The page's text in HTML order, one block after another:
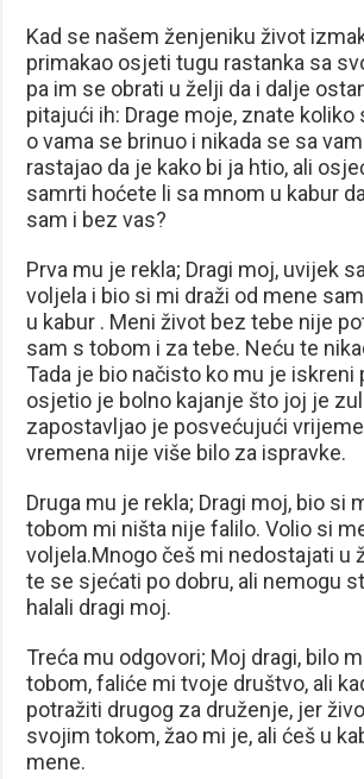
Kad se našem ženjeniku život
primakao osjeti tugu rastanka sa
pa im se obrati u želji da i dalje
pitajući ih: Drage moje, znate koliko
o vama se brinuo i nikada se sa
rastajao da je kako bi ja htio, ali
samrti hoćete li sa mnom u kabur
sam i bez vas?
Prva mu je rekla; Dragi moj, uvijek
voljela i bio si mi draži od mene
u kabur . Meni život bez tebe nije
sam s tobom i za tebe. Neću te
Tada je bio načisto ko mu je iskreni
osjetio je bolno kajanje što joj je
zapostavljao je posvećujući
vremena nije više bilo za ispravke.
Druga mu je rekla; Dragi moj, bio si
tobom mi ništa nije falilo. Volio si
voljela.Mnogo češ mi nedostajati u
te se sjećati po dobru, ali nemogu
halali dragi moj.
Treća mu odgovori; Moj dragi, bilo
tobom, faliće mi tvoje društvo, ali
potražiti drugog za druženje, jer
svojim tokom, žao mi je, ali ćeš u
mene.